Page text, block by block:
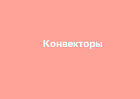
Конвекторы